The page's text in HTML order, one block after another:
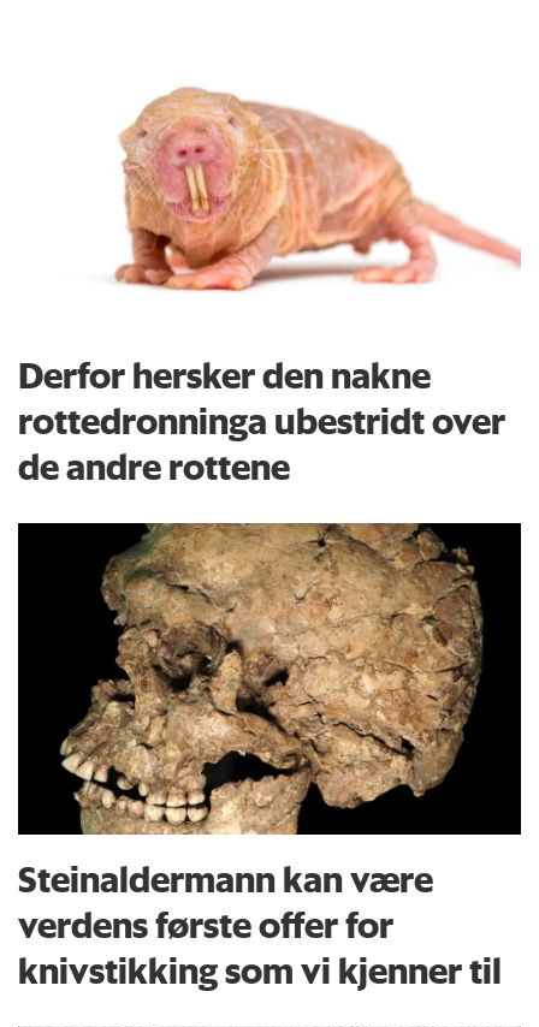
Derfor hersker den nakne
rottedronninga ubestridt over
de andre rottene
Steinaldermann kan være
verdens første offer for
knivstikking som vi kjenner til